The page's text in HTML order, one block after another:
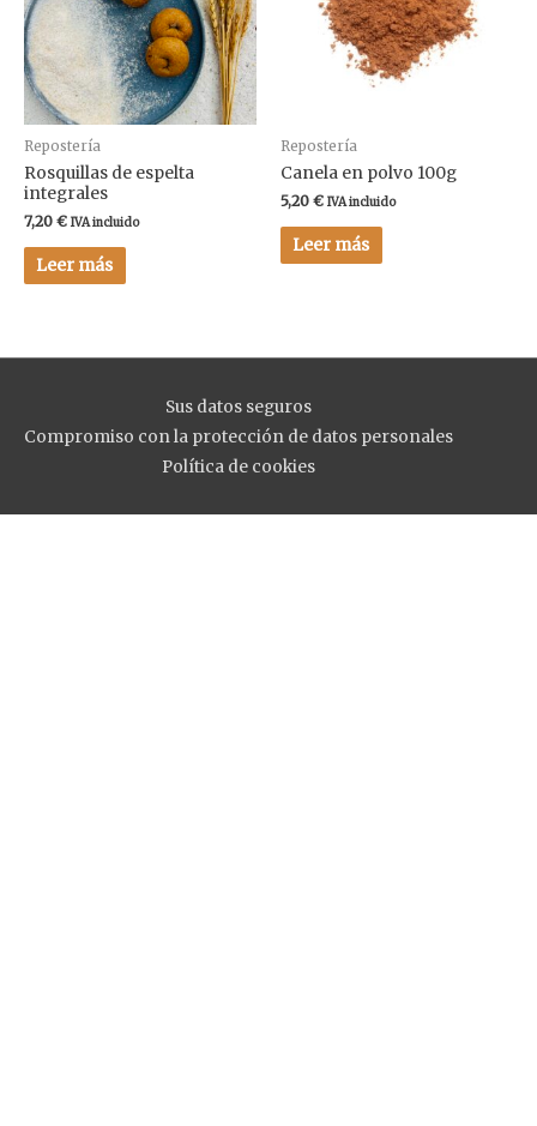
Repostería
Rosquillas de espelta
integrales
7,20 € IVA incluido
Leer más
Repostería
Canela en polvo 100g
5,20 € IVA incluido
Leer más
Sus datos seguros
Compromiso con la protección de datos personales
Política de cookies